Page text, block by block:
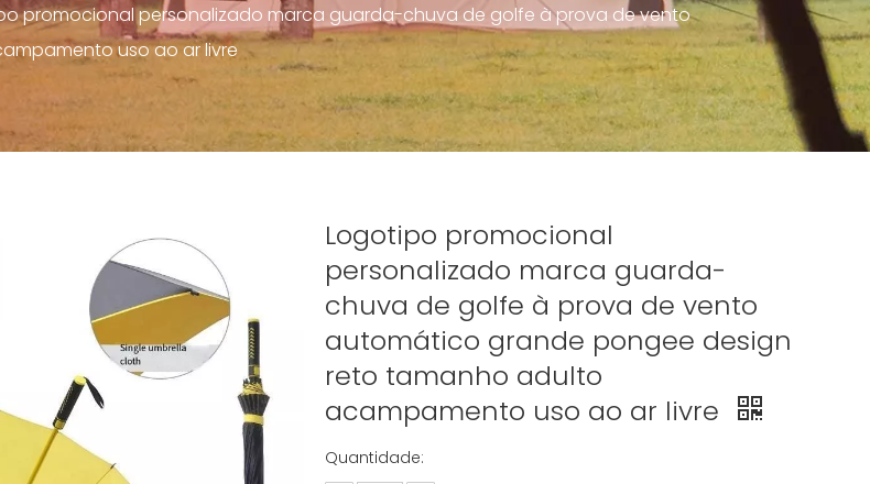
promocional personalizado marca guarda-chuva de golfe à prova de vento
uso ao ar livre
Logotipo promocional
personalizado marca guarda-
chuva de golfe à prova de vento
automático grande pongee design
reto tamanho adulto
acampamento uso ao ar livre
Quantidade: